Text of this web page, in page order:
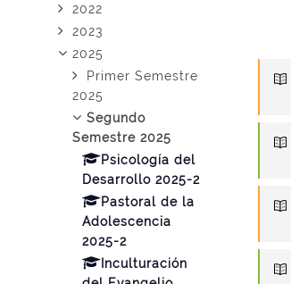
2022
2023
2025
Primer Semestre
2025
Segundo
Semestre 2025
Psicología del
Desarrollo 2025-2
Pastoral de la
Adolescencia
2025-2
Inculturación